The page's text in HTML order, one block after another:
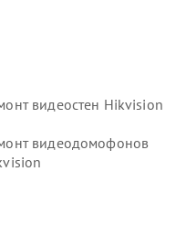
видеостен Hikvision
видеодомофонов